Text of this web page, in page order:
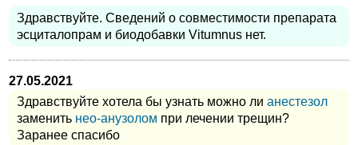
Здравствуйте. Сведений о совместимости препарата
эсциталопрам и биодобавки Vitumnus нет.
27.05.2021
Здравствуйте хотела бы узнать можно ли анестезол
заменить нео-анузолом при лечении трещин?
Заранее спасибо